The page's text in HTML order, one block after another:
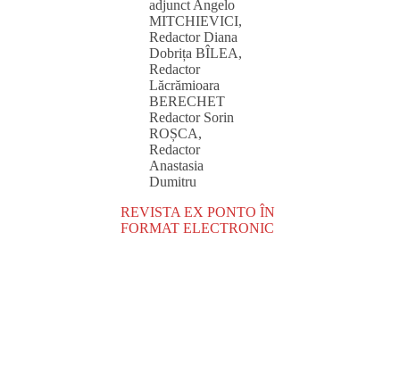
adjunct Angelo
MITCHIEVICI,
Redactor Diana
Dobrița BÎLEA,
Redactor
Lăcrămioara
BERECHET
Redactor Sorin
ROȘCA,
Redactor
Anastasia
Dumitru
REVISTA EX PONTO ÎN
FORMAT ELECTRONIC